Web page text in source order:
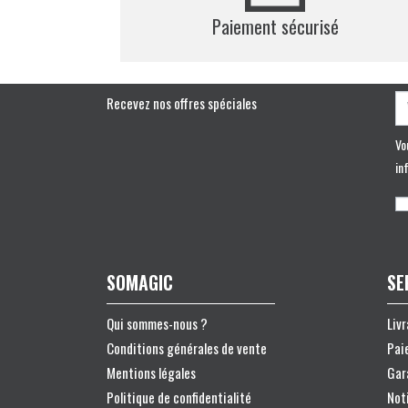
Paiement sécurisé
Recevez nos offres spéciales
SOMAGIC
Qui sommes-nous ?
Conditions générales de vente
Mentions légales
Politique de confidentialité